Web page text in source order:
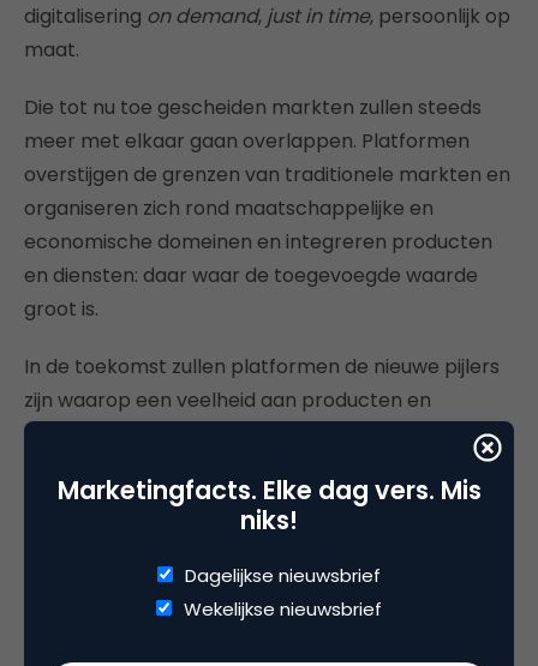
digitalisering on demand, just in time, persoonlijk op
maat.
Die tot nu toe gescheiden markten zullen steeds
meer met elkaar gaan overlappen. Platformen
overstijgen de grenzen van traditionele markten en
organiseren zich rond maatschappelijke en
economische domeinen en integreren producten
en diensten: daar waar de toegevoegde waarde
groot is.
In de toekomst zullen platformen de nieuwe pijlers
zijn waarop een veelheid aan producten en
diensten zal worden voortgebracht. De
platformaanbieders hebben een controlerende rol
in deze infrastructuren van de toekomst. Zij kunnen
de spelregels, de gebruikte technologie en toegang
tot de platformen in belangrijke mate bepalen. Zij
vangen een vast percentage van alle transacties
Marketingfacts. Elke dag vers. Mis
niks!
Dagelijkse nieuwsbrief
Wekelijkse nieuwsbrief